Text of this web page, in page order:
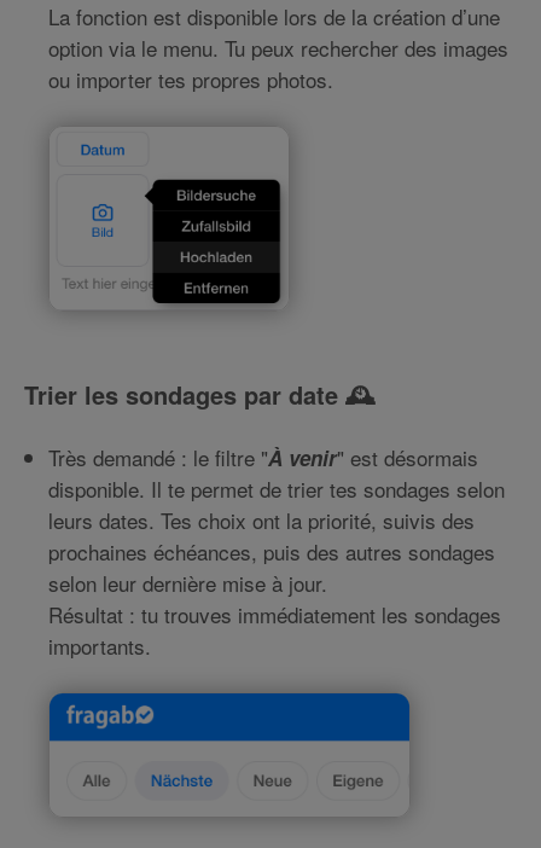
La fonction est disponible lors de la création d’une
option via le menu. Tu peux rechercher des images
ou importer tes propres photos.
Trier les sondages par date 🕰️
Très demandé : le filtre "À venir" est désormais
disponible. Il te permet de trier tes sondages selon
leurs dates. Tes choix ont la priorité, suivis des
prochaines échéances, puis des autres sondages
selon leur dernière mise à jour.
Résultat : tu trouves immédiatement les sondages
importants.